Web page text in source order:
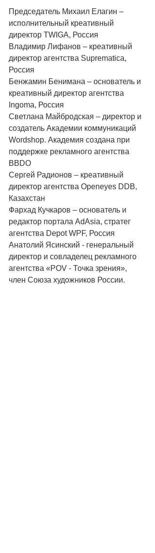
Председатель Михаил Елагин –
исполнительный креативный
директор TWIGA, Россия
Владимир Лифанов – креативный
директор агентства Suprematica,
Россия
Бенжамин Бенимана – основатель и
креативный директор агентства
Ingoma, Россия
Светлана Майбродская – директор и
создатель Академии коммуникаций
Wordshop. Академия создана при
поддержке рекламного агентства
BBDO
Сергей Радионов – креативный
директор агентства Openeyes DDB,
Казахстан
Фархад Кучкаров – основатель и
редактор портала AdAsia, стратег
агентства Depot WPF, Россия
Анатолий Ясинский - генеральный
директор и совладелец рекламного
агентства «POV - Точка зрения»,
член Союза художников России.